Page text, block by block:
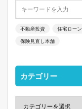
不動産投資 住宅ローン
保険見直し本舗
カテゴリー